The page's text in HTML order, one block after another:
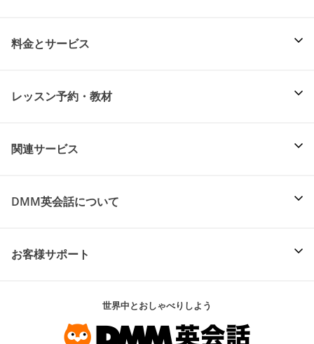
料金とサービス
レッスン予約・教材
関連サービス
DMM英会話について
お客様サポート
世界中とおしゃべりしよう